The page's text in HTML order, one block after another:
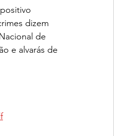
dizem
de
e alvarás de